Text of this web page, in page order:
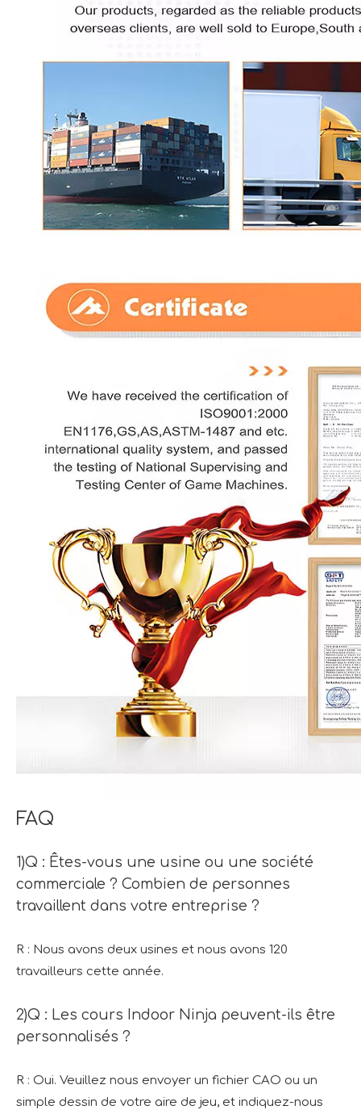
FAQ
1)Q : Êtes-vous une usine ou une société
commerciale ? Combien de personnes
travaillent dans votre entreprise ?
R : Nous avons deux usines et nous avons 120
travailleurs cette année.
2)Q : Les cours Indoor Ninja peuvent-ils être
personnalisés ?
R : Oui. Veuillez nous envoyer un fichier CAO ou un
simple dessin de votre aire de jeu, et indiquez-nous